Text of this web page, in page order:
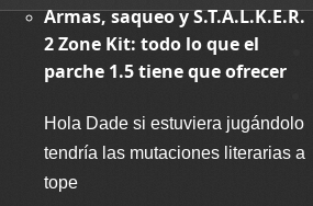
Armas, saqueo y S.T.A.L.K.E.R.
2 Zone Kit: todo lo que el
parche 1.5 tiene que ofrecer
Hola Dade si estuviera jugándolo
tendría las mutaciones literarias a
tope